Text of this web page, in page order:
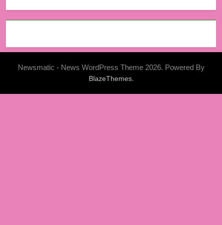
Newsmatic - News WordPress Theme 2026. Powered By
BlazeThemes.